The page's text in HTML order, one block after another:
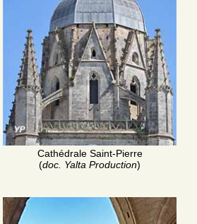
Cathédrale Saint-Pierre
(doc. Yalta Production)